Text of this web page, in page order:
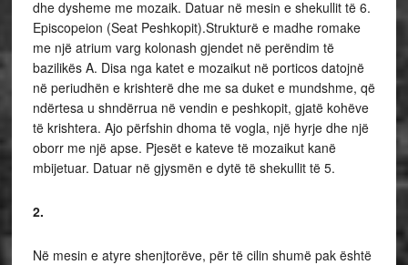
dhe dysheme me mozaik. Datuar në mesin e shekullit të 6.
Episcopeion (Seat Peshkopit).Strukturë e madhe romake
me një atrium varg kolonash gjendet në perëndim të
bazilikës A. Disa nga katet e mozaikut në porticos datojnë
në periudhën e krishterë dhe me sa duket e mundshme, që
ndërtesa u shndërrua në vendin e peshkopit, gjatë kohëve
të krishtera. Ajo përfshin dhoma të vogla, një hyrje dhe një
oborr me një apse. Pjesët e kateve të mozaikut kanë
mbijetuar. Datuar në gjysmën e dytë të shekullit të 5.
2.
Në mesin e atyre shenjtorëve, për të cilin shumë pak është